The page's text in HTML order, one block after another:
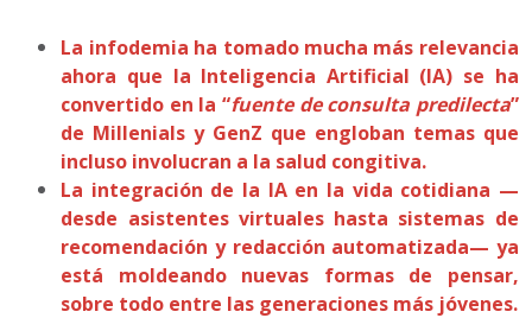
La infodemia ha tomado mucha más relevancia
ahora que la Inteligencia Artificial (IA) se ha
convertido en la “fuente de consulta predilecta”
de Millenials y GenZ que engloban temas que
incluso involucran a la salud congitiva.
La integración de la IA en la vida cotidiana —
desde asistentes virtuales hasta sistemas de
recomendación y redacción automatizada— ya
está moldeando nuevas formas de pensar,
sobre todo entre las generaciones más jóvenes.